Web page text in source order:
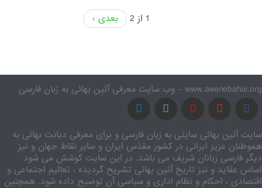
1 از 2
بعدی ›
www.aeenebahai.org - وب سایت معرفی آئین بهائی به زبان فارسی
سایت آئین بهائی سایتی به زبان فارسی و برای معرفی دیانت بهائی به
هموطنان عزیز ایرانی در کشور مقدّس ایران و سایر نقاط جهان و نیز
دیگر فارسی زبانان شریف می باشد. در این سایت کوشش می شود
اساس عقاید و نیز تاریخ آئین بهائی تشریح گردیده ، تعالیم اجتماعی و
اقتصادی ، احکام و نظام اداری و سیاسی آن توضیح داده شود. همچنین